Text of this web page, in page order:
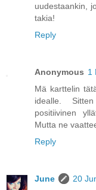
uudestaankin,
takia!
Reply
Anonymous 1
Mä karttelin
idealle.
positiivinen
Mutta ne
Reply
June
20